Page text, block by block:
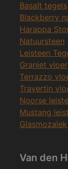
Basalt tegels
Blackberry
Harappa
Natuursteen
Leisteen
Graniet vloer
Terrazzo
Travertin
Noorse
Mustang
Glasmozaïek
Van den